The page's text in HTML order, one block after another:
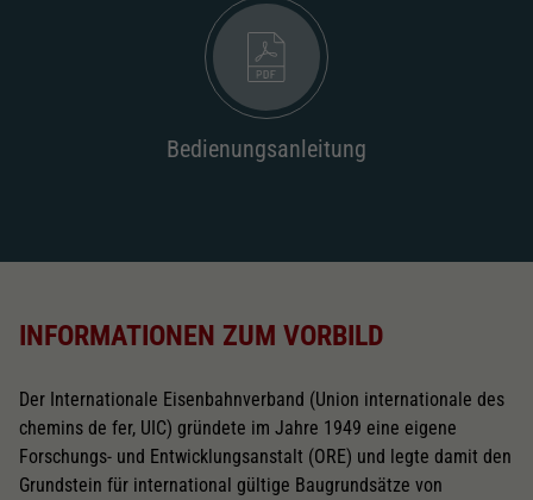
Bedienungsanleitung
INFORMATIONEN ZUM VORBILD
Der Internationale Eisenbahnverband (Union internationale des
chemins de fer, UIC) gründete im Jahre 1949 eine eigene
Forschungs- und Entwicklungsanstalt (ORE) und legte damit den
Grundstein für international gültige Baugrundsätze von